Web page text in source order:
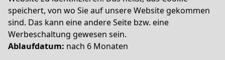
speichert, von wo Sie auf unsere Website gekommen
sind. Das kann eine andere Seite bzw. eine
Werbeschaltung gewesen sein.
Ablaufdatum: nach 6 Monaten